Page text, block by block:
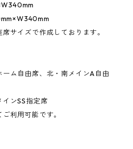
サイズで作成しております。
ム自由席、北・南メインA自由
インSS指定席
利用可能です。